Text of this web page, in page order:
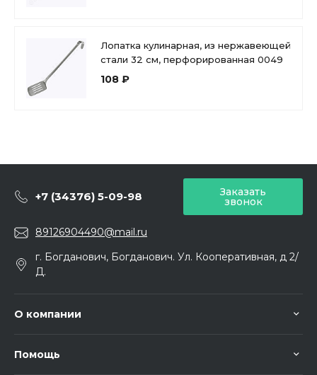
Лопатка кулинарная, из нержавеющей
стали 32 см, перфорированная 0049
108 ₽
+7 (34376) 5-09-98 Заказать
звонок
89126904490@mail.ru
г. Богданович, Богданович. Ул. Кооперативная, д 2/
Д.
О компании
Помощь